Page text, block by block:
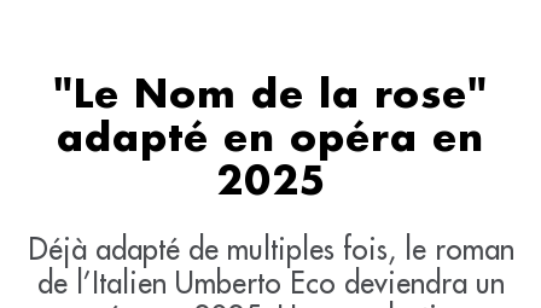
"Le Nom de la rose"
adapté en opéra en
2025
Déjà adapté de multiples fois, le roman
de l’Italien Umberto Eco deviendra un